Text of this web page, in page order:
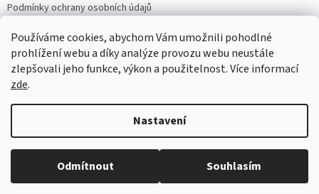
Používáme cookies, abychom Vám umožnili pohodlné
prohlížení webu a díky analýze provozu webu neustále
zlepšovali jeho funkce, výkon a použitelnost. Více informací
zde.
Nastavení
Odmítnout Souhlasím
Podmínky ochrany osobních údajů
Vrácení zboží a reklamace
Web Profi Terasy.cz
Vytvořil Shoptet
Copyright 2026Profi terasy . Všechna práva vyhrazena.